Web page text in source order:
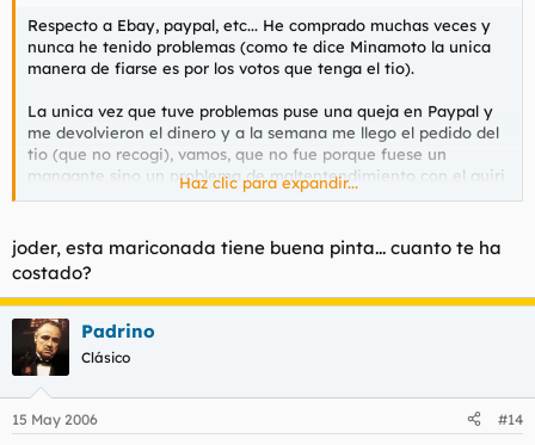
Respecto a Ebay, paypal, etc... He comprado muchas veces y
nunca he tenido problemas (como te dice Minamoto la unica
manera de fiarse es por los votos que tenga el tio).
La unica vez que tuve problemas puse una queja en Paypal y
me devolvieron el dinero y a la semana me llego el pedido del
tio (que no recogi), vamos, que no fue porque fuese un
mangante sino un problema de maltentendimiento con el guiri
de turno.
Se podia abrir un hilo de chuminadas compradas por ebay a
ver quien gana... Lo ultimo que me he comprado (que me
llegara en dias) es esto... Un supuesto aireacondicionado
portatil para encima de la mesa (igual no esta mal
)
Haz clic para expandir...
joder, esta mariconada tiene buena pinta... cuanto te ha
costado?
Padrino
Clásico
15 May 2006 #14